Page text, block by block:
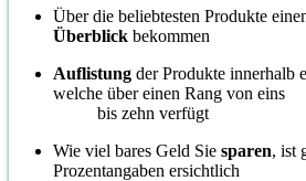
Über die beliebtesten Produkte
Überblick bekommen
Auflistung der Produkte innerhalb
welche über einen Rang von eins
bis zehn verfügt
Wie viel bares Geld Sie sparen, ist
Prozentangaben ersichtlich